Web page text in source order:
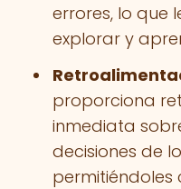
errores, lo que
explorar y
proporciona
inmediata
decisiones de
permitiéndoles